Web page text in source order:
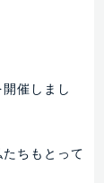
催しまし
ちもとって